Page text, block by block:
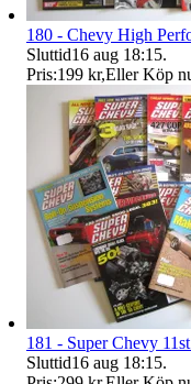
180 - Chevy High
Sluttid16 aug 18:15.
Pris:199 kr,Eller Köp
181 - Super Chevy
Sluttid16 aug 18:15.